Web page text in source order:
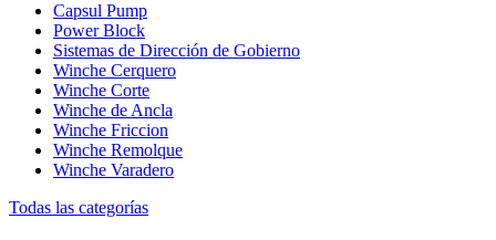
Capsul Pump
Power Block
Sistemas de Dirección de Gobierno
Winche Cerquero
Winche Corte
Winche de Ancla
Winche Friccion
Winche Remolque
Winche Varadero
Todas las categorías